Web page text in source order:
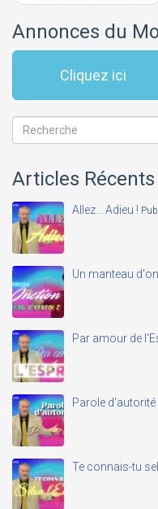
Annonces du
Cliquez ici
Articles Récents
Allez... Adieu !
Un manteau
Par amour de
Parole d'autorité
Te connais-tu